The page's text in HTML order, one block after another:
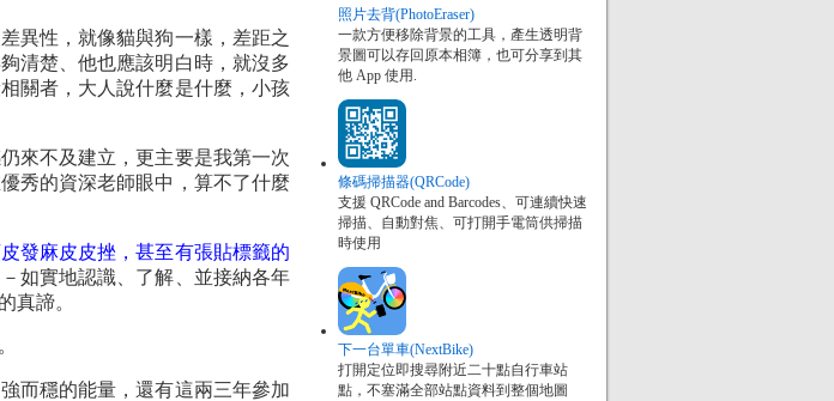
異性，就像貓與狗一樣，差距之
清楚、他也應該明白時，就沒多
關者，大人說什麼是什麼，小孩
來不及建立，更主要是我第一次
秀的資深老師眼中，算不了什麼
發麻皮皮挫，甚至有張貼標籤的
－如實地認識、了解、並接納各年
真諦。
而穩的能量，還有這兩三年參加
照片去背(PhotoEraser)
一款方便移除背景的工具，產生透明背
景圖可以存回原本相簿，也可分享到其
他 App 使用.
條碼掃描器(QRCode)
支援 QRCode and Barcodes、可連續快速
掃描、自動對焦、可打開手電筒供掃描
時使用
下一台單車(NextBike)
打開定位即搜尋附近二十點自行車站
點，不塞滿全部站點資料到整個地圖